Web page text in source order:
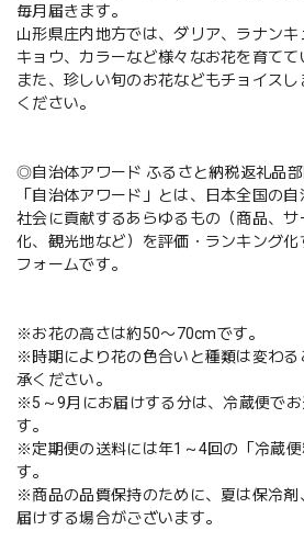
毎月届きます。
山形県庄内地方では、ダリア、ラナン
キョウ、カラーなど様々なお花を育てて
また、珍しい旬のお花などもチョイス
ください。
◎自治体アワード ふるさと納税返礼品部
「自治体アワード」とは、日本全国の
社会に貢献するあらゆるもの（商品、
化、観光地など）を評価・ランキング
フォームです。
※お花の高さは約50〜70cmです。
※時期により花の色合いと種類は変わる
承ください。
※5～9月にお届けする分は、冷蔵便で
す。
※定期便の送料には年1～4回の「冷蔵
す。
※商品の品質保持のために、夏は保冷
届けする場合がございます。